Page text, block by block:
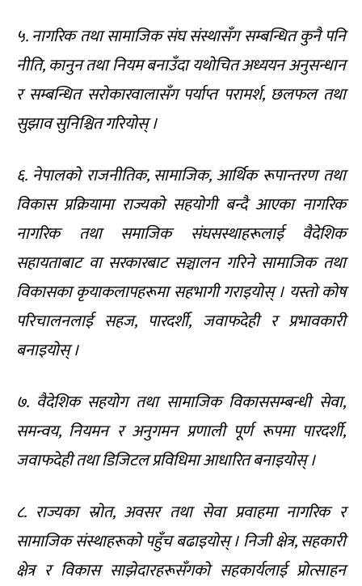
५. नागरिक तथा सामाजिक संघ संस्थासँग सम्बन्धित कुनै पनि
नीति, कानुन तथा नियम बनाउँदा यथोचित अध्ययन अनुसन्धान
र सम्बन्धित सरोकारवालासँग पर्याप्त परामर्श, छलफल तथा
सुझाव सुनिश्चित गरियोस् ।
६. नेपालको राजनीतिक, सामाजिक, आर्थिक रूपान्तरण तथा
विकास प्रक्रियामा राज्यको सहयोगी बन्दै आएका नागरिक
नागरिक तथा समाजिक संघसस्थाहरूलाई वैदेशिक
सहायताबाट वा सरकारबाट सञ्चालन गरिने सामाजिक तथा
विकासका कृयाकलापहरूमा सहभागी गराइयोस् । यस्तो कोष
परिचालनलाई सहज, पारदर्शी, जवाफदेही र प्रभावकारी
बनाइयोस् ।
७. वैदेशिक सहयोग तथा सामाजिक विकाससम्बन्धी सेवा,
समन्वय, नियमन र अनुगमन प्रणाली पूर्ण रूपमा पारदर्शी,
जवाफदेही तथा डिजिटल प्रविधिमा आधारित बनाइयोस् ।
८. राज्यका स्रोत, अवसर तथा सेवा प्रवाहमा नागरिक र
सामाजिक संस्थाहरूको पहुँच बढाइयोस् । निजी क्षेत्र, सहकारी
क्षेत्र र विकास साझेदारहरूसँगको सहकार्यलाई प्रोत्साहन